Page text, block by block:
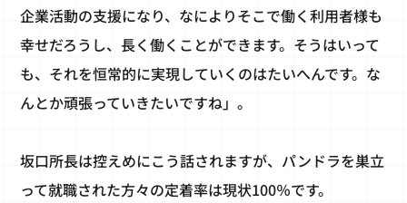
企業活動の支援になり、なによりそこで働く利用者様も
幸せだろうし、長く働くことができます。そうはいって
も、それを恒常的に実現していくのはたいへんです。な
んとか頑張っていきたいですね」。
坂口所長は控えめにこう話されますが、パンドラを巣立
って就職された方々の定着率は現状100％です。